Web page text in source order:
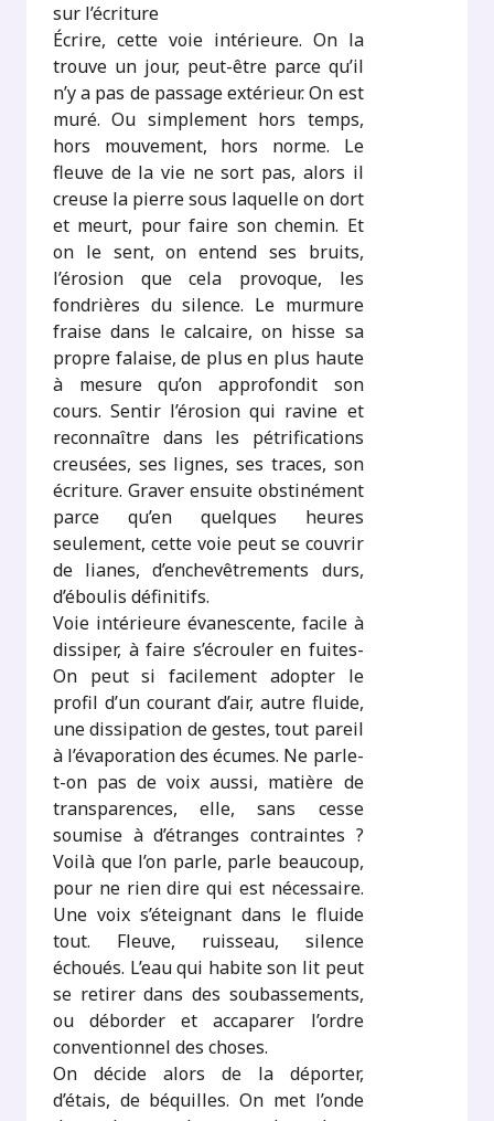
sur l’écriture
Écrire, cette voie intérieure. On la
trouve un jour, peut-être parce qu’il
n’y a pas de passage extérieur. On est
muré. Ou simplement hors temps,
hors mouvement, hors norme. Le
fleuve de la vie ne sort pas, alors il
creuse la pierre sous laquelle on dort
et meurt, pour faire son chemin. Et
on le sent, on entend ses bruits,
l’érosion que cela provoque, les
fondrières du silence. Le murmure
fraise dans le calcaire, on hisse sa
propre falaise, de plus en plus haute
à mesure qu’on approfondit son
cours. Sentir l’érosion qui ravine et
reconnaître dans les pétrifications
creusées, ses lignes, ses traces, son
écriture. Graver ensuite obstinément
parce qu’en quelques heures
seulement, cette voie peut se couvrir
de lianes, d’enchevêtrements durs,
d’éboulis définitifs.
Voie intérieure évanescente, facile à
dissiper, à faire s’écrouler en fuites-
On peut si facilement adopter le
profil d’un courant d’air, autre fluide,
une dissipation de gestes, tout pareil
à l’évaporation des écumes. Ne parle-
t-on pas de voix aussi, matière de
transparences, elle, sans cesse
soumise à d’étranges contraintes ?
Voilà que l’on parle, parle beaucoup,
pour ne rien dire qui est nécessaire.
Une voix s’éteignant dans le fluide
tout. Fleuve, ruisseau, silence
échoués. L’eau qui habite son lit peut
se retirer dans des soubassements,
ou déborder et accaparer l’ordre
conventionnel des choses.
On décide alors de la déporter,
d’étais, de béquilles. On met l’onde